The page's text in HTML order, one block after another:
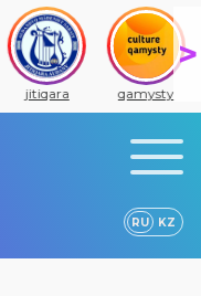
jitiqara qamysty
RU KZ